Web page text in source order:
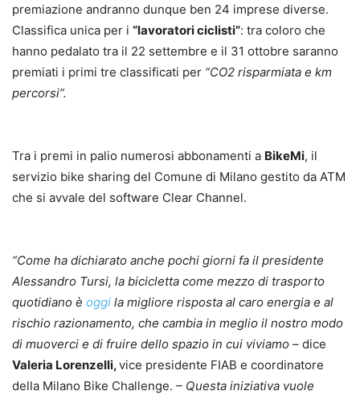
premiazione andranno dunque ben 24 imprese diverse.
Classifica unica per i “lavoratori ciclisti”: tra coloro che
hanno pedalato tra il 22 settembre e il 31 ottobre saranno
premiati i primi tre classificati per “CO2 risparmiata e km
percorsi”.
Tra i premi in palio numerosi abbonamenti a BikeMi, il
servizio bike sharing del Comune di Milano gestito da ATM
che si avvale del software Clear Channel.
“Come ha dichiarato anche pochi giorni fa il presidente
Alessandro Tursi, la bicicletta come mezzo di trasporto
quotidiano è oggi la migliore risposta al caro energia e al
rischio razionamento, che cambia in meglio il nostro modo
di muoverci e di fruire dello spazio in cui viviamo – dice
Valeria Lorenzelli,vice presidente FIAB e coordinatore
della Milano Bike Challenge. – Questa iniziativa vuole